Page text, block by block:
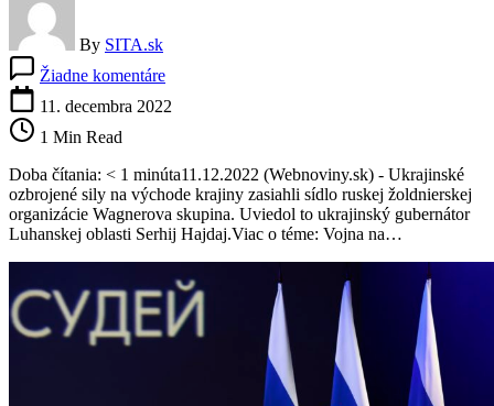
By SITA.sk
Žiadne komentáreSídlo
ruskej
Luhanskej
oblasti
zasiahol
ukrajinský
úder
11. decembra 2022
1 Min Read
Doba čítania: < 1 minúta11.12.2022 (Webnoviny.sk) - Ukrajinské
ozbrojené sily na východe krajiny zasiahli sídlo ruskej žoldnierskej
organizácie Wagnerova skupina. Uviedol to ukrajinský gubernátor
Luhanskej oblasti Serhij Hajdaj.Viac o téme: Vojna na…